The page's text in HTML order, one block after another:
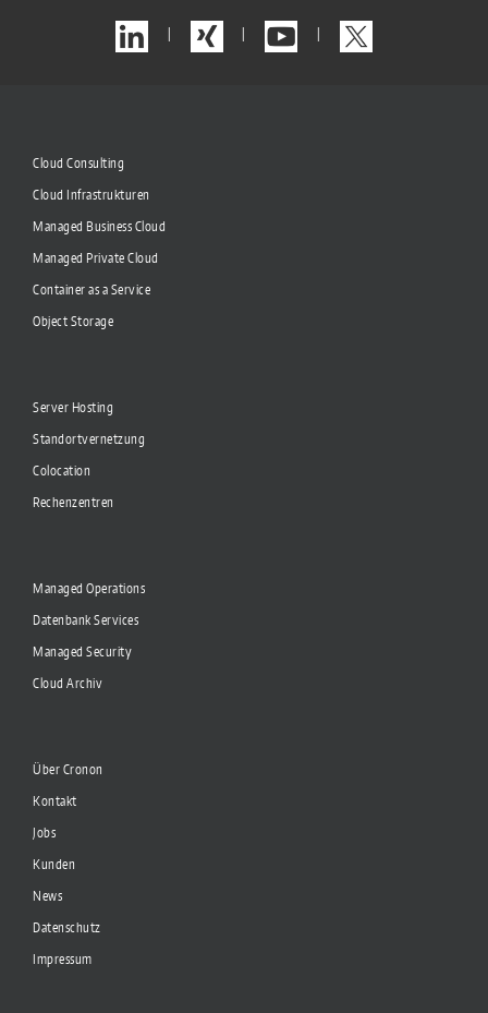
Cloud Consulting
Cloud Infrastrukturen
Managed Business Cloud
Managed Private Cloud
Container as a Service
Object Storage
Server Hosting
Standortvernetzung
Colocation
Rechenzentren
Managed Operations
Datenbank Services
Managed Security
Cloud Archiv
Über Cronon
Kontakt
Jobs
Kunden
News
Datenschutz
Impressum